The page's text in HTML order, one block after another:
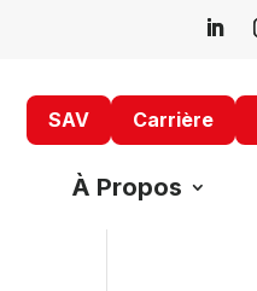
SAV Carrière
À Propos